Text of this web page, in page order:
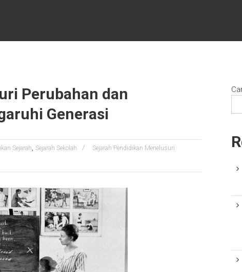
Perubahan dan
Generasi
Sejarah, Sejarah Sekolah Sejarah Pendidikan Menelusuri